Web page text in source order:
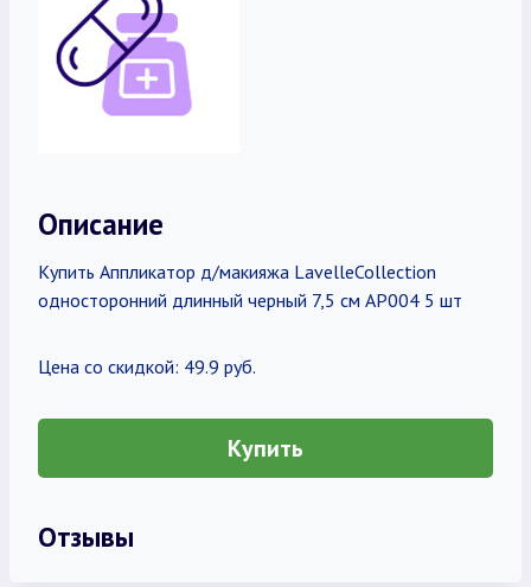
Описание
Купить Аппликатор д/макияжа LavelleCollection
односторонний длинный черный 7,5 см АР004 5 шт
Цена со скидкой: 49.9 руб.
Купить
Отзывы